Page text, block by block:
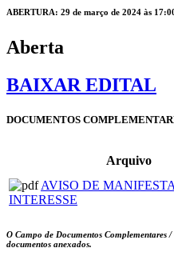
ABERTURA: 29 de março de 2024 às
Aberta
BAIXAR EDITAL
DOCUMENTOS
Arquivo
AVISO DE
INTERESSE
O Campo de Documentos Complementares
documentos anexados.